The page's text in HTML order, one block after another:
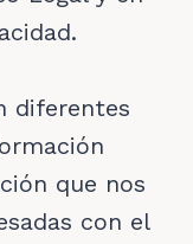
diferentes
que nos
con el